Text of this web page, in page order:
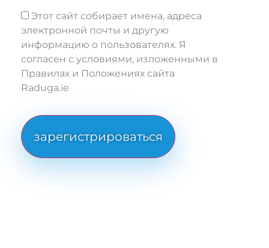
Этот сайт собирает имена, адреса
электронной почты и другую
информацию о пользователях. Я
согласен с условиями, изложенными в
Правилах и Положениях сайта
Raduga.ie
No val